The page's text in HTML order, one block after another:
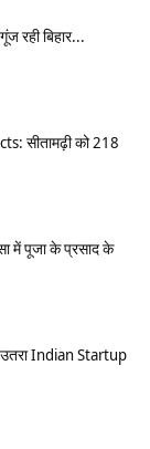
रही बिहार...
सीतामढ़ी को 218
में पूजा के प्रसाद के
उतरा Indian Startup